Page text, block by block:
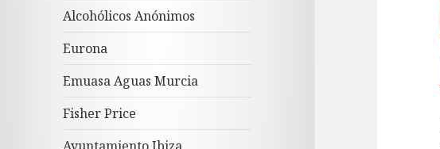
Alcohólicos Anónimos
Eurona
Emuasa Aguas Murcia
Fisher Price